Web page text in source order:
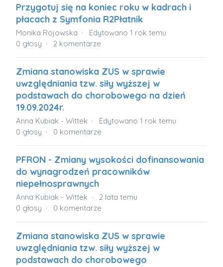
Przygotuj się na koniec roku w kadrach i
płacach z Symfonia R2Płatnik
Monika Rojowska Edytowano 1 rok temu
0 głosy 2 komentarze
Zmiana stanowiska ZUS w sprawie
uwzględniania tzw. siły wyższej w
podstawach do chorobowego na dzień
19.09.2024r.
Anna Kubiak - Wittek Edytowano 1 rok temu
0 głosy 0 komentarze
PFRON - Zmiany wysokości dofinansowania
do wynagrodzeń pracowników
niepełnosprawnych
Anna Kubiak - Wittek
2 lata temu
0 głosy 0 komentarze
Zmiana stanowiska ZUS w sprawie
uwzględniania tzw. siły wyższej w
podstawach do chorobowego